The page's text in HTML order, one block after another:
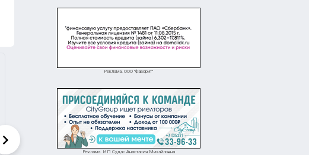
Реклама. ООО "Фаворит"
Реклама. ИП Судас Анастасия Михайловна